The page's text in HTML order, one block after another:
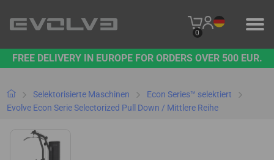
0
PRODUKTE
UNSERE MARKE
B2B-PLATTFORM
FREE DELIVERY IN EUROPE FOR ORDERS OVER 500 EUR.
Selektorisierte Maschinen
Econ Series™ selektiert
Evolve Econ Serie Selectorized Pull Down / Mittlere Reihe